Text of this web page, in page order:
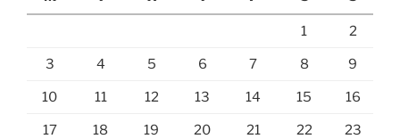
1 2
3 4 5 6 7 8 9
10 11 12 13 14 15 16
17 18 19 20 21 22 23